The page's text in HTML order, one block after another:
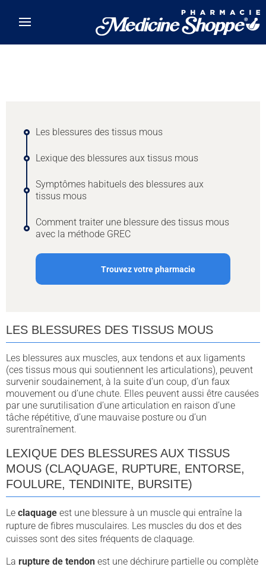
Les blessures des tissus mous
Lexique des blessures aux tissus mous
Symptômes habituels des blessures aux
tissus mous
Comment traiter une blessure des tissus mous
avec la méthode GREC
Trouvez votre pharmacie
LES BLESSURES DES TISSUS MOUS
Les blessures aux muscles, aux tendons et aux ligaments
(ces tissus mous qui soutiennent les articulations), peuvent
survenir soudainement, à la suite d’un coup, d’un faux
mouvement ou d’une chute. Elles peuvent aussi être causées
par une surutilisation d’une articulation en raison d’une
tâche répétitive, d’une mauvaise posture ou d’un
surentraînement.
LEXIQUE DES BLESSURES AUX TISSUS
MOUS (CLAQUAGE, RUPTURE, ENTORSE,
FOULURE, TENDINITE, BURSITE)
Le claquage est une blessure à un muscle qui entraîne la
rupture de fibres musculaires. Les muscles du dos et des
cuisses sont des sites fréquents de claquage.
La rupture de tendon est une déchirure partielle ou complète